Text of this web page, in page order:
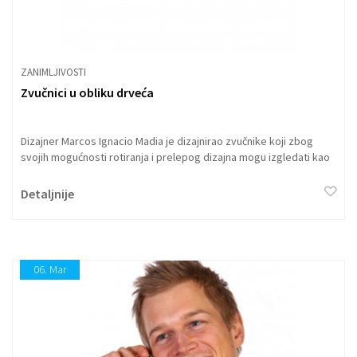
ZANIMLJIVOSTI
Zvučnici u obliku drveća
Dizajner Marcos Ignacio Madia je dizajnirao zvučnike koji zbog
svojih mogućnosti rotiranja i prelepog dizajna mogu izgledati kao
su raspoređeni tako da se slažu jedan na drugi, niski i srednji
tonovi su najbliži zemlji, dok visoki tonovi dostižu efekat zvuka
Detaljnije
06. Mar